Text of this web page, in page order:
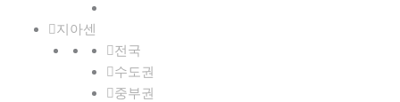
지아센
전국
수도권
중부권